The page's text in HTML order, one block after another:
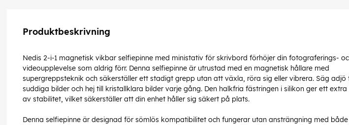
Produktbeskrivning
Nedis 2-i-1 magnetisk vikbar selfiepinne med ministativ för skrivbord förhöjer din fotograferings-
videoupplevelse som aldrig förr. Denna selfiepinne är utrustad med en magnetisk hållare med
supergreppsteknik och säkerställer ett stadigt grepp utan att växla, röra sig eller vibrera. Säg adjö
suddiga bilder och hej till kristallklara bilder varje gång. Den halkfria fästringen i silikon ger ett extra
av stabilitet, vilket säkerställer att din enhet håller sig säkert på plats.
Denna selfiepinne är designad för sömlös kompatibilitet och fungerar utan ansträngning med både